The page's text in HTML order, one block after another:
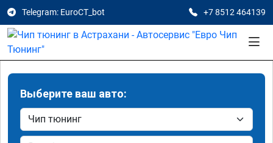
Telegram: EuroCT_bot +7 8512 464139
Выберите ваш авто: